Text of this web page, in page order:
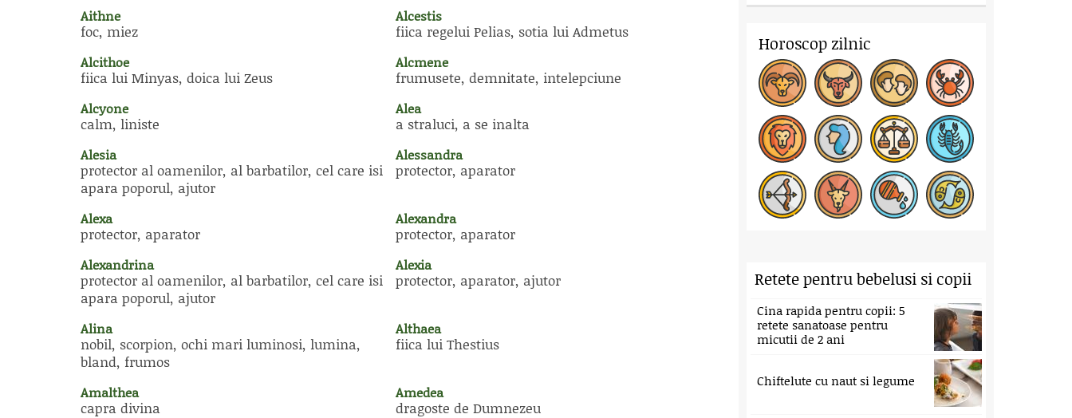
Aithne
foc, miez
Alcestis
fiica regelui Pelias, sotia lui Admetus
Alcithoe
fiica lui Minyas, doica lui Zeus
Alcmene
frumusete, demnitate, intelepciune
Alcyone
calm, liniste
Alea
a straluci, a se inalta
Alesia
protector al oamenilor, al barbatilor, cel care isi
apara poporul, ajutor
Alessandra
protector, aparator
Alexa
protector, aparator
Alexandra
protector, aparator
Alexandrina
protector al oamenilor, al barbatilor, cel care isi
apara poporul, ajutor
Alexia
protector, aparator, ajutor
Alina
nobil, scorpion, ochi mari luminosi, lumina,
bland, frumos
Althaea
fiica lui Thestius
Amalthea
capra divina
Amedea
dragoste de Dumnezeu
Horoscop zilnic
Retete pentru bebelusi si copii
Cina rapida pentru copii: 5
retete sanatoase pentru
micutii de 2 ani
Chiftelute cu naut si legume